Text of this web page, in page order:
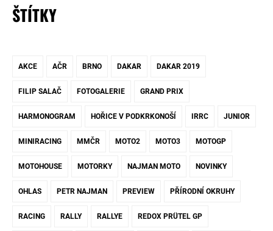
ŠTÍTKY
AKCE AČR BRNO DAKAR DAKAR 2019
FILIP SALAČ FOTOGALERIE GRAND PRIX
HARMONOGRAM HOŘICE V PODKRKONOŠÍ IRRC JUNIOR
MINIRACING MMČR MOTO2 MOTO3 MOTOGP
MOTOHOUSE MOTORKY NAJMAN MOTO NOVINKY
OHLAS PETR NAJMAN PREVIEW PŘÍRODNÍ OKRUHY
RACING RALLY RALLYE REDOX PRÜTEL GP